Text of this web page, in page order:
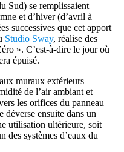
Sud) se remplissaient
et d’hiver (d’avril à
successives que cet apport
Studio Sway, réalise des
». C’est-à-dire le jour où
épuisé.
muraux extérieurs
de l’air ambiant et
les orifices du panneau
déverse ensuite dans un
utilisation ultérieure, soit
des systèmes d’eaux du